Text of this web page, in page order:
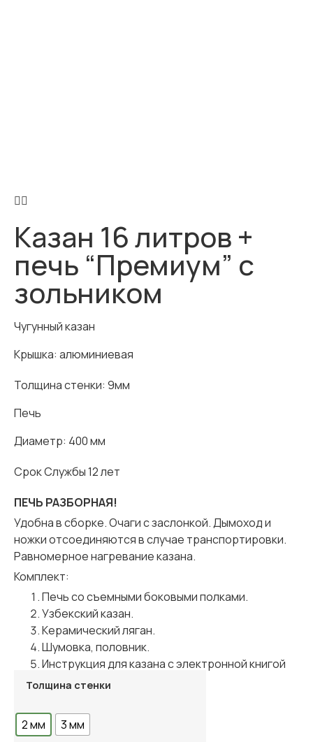
Казан 16 литров +
печь “Премиум” с
зольником
Чугунный казан
Крышка: алюминиевая
Толщина стенки: 9мм
Печь
Диаметр: 400 мм
Срок Службы 12 лет
ПЕЧЬ РАЗБОРНАЯ!
Удобна в сборке. Очаги с заслонкой. Дымоход и
ножки отсоединяются в случае транспортировки.
Равномерное нагревание казана.
Комплект:
Печь со съемными боковыми полками.
Узбекский казан.
Керамический ляган.
Шумовка, половник.
Инструкция для казана с электронной книгой
рецептов.
Толщина стенки
2 мм 3 мм